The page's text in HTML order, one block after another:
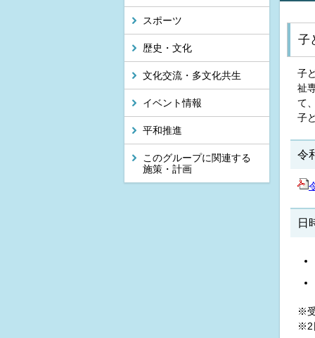
スポーツ
歴史・文化
文化交流・多文化共生
イベント情報
平和推進
このグループに関連する
施策・計画
子
子
祉
て
子
令
日
※
※2